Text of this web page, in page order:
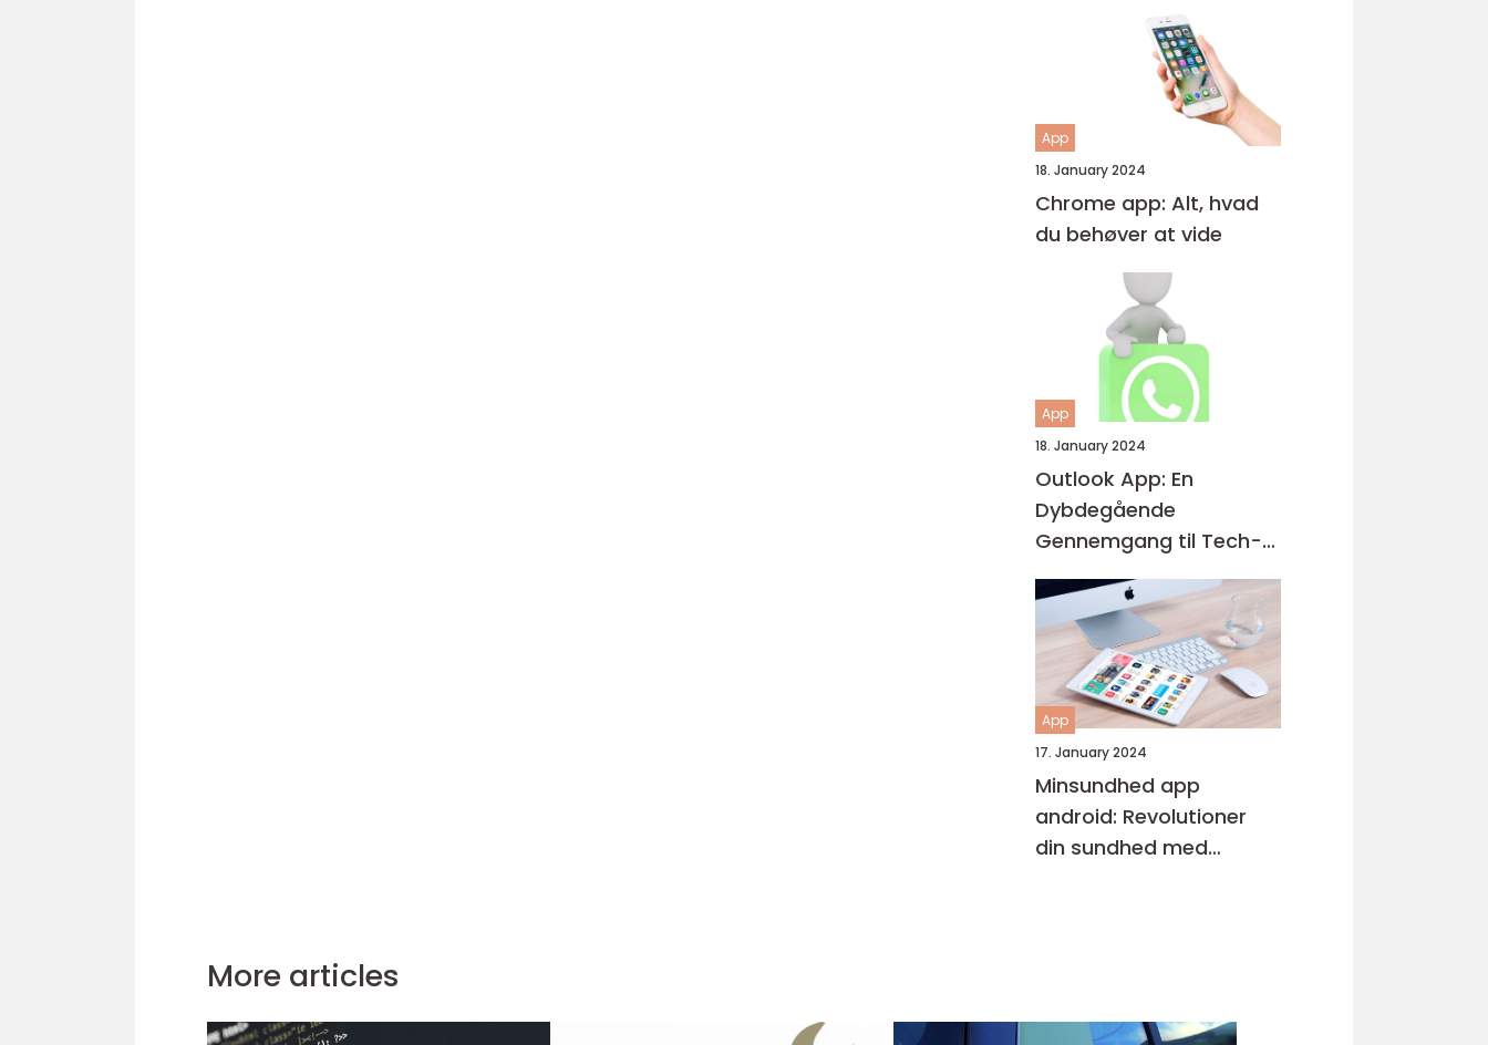
App
18. January 2024
Chrome app: Alt, hvad
du behøver at vide
App
18. January 2024
Outlook App: En
Dybdegående
Gennemgang til Tech-
Entusiaster
App
17. January 2024
Minsundhed app
android: Revolutioner
din sundhed med
More articles